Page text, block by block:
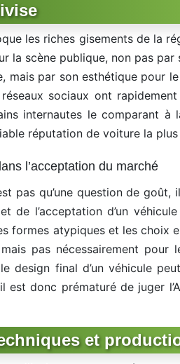
les riches gisements de la
la scène publique, non pas
mais par son esthétique pour
sociaux ont
internautes le comparant à
réputation de voiture la plus
l’acceptation du marché
pas qu’une question de
de l’acceptation d’un
formes atypiques et les choix
pas nécessairement pour
design final d’un véhicule
donc prématuré de juger
et